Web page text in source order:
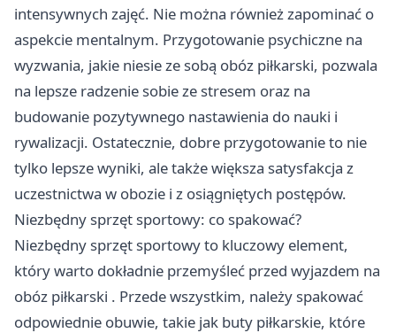
intensywnych zajęć. Nie można również zapominać o
aspekcie mentalnym. Przygotowanie psychiczne na
wyzwania, jakie niesie ze sobą obóz piłkarski, pozwala
na lepsze radzenie sobie ze stresem oraz na
budowanie pozytywnego nastawienia do nauki i
rywalizacji. Ostatecznie, dobre przygotowanie to nie
tylko lepsze wyniki, ale także większa satysfakcja z
uczestnictwa w obozie i z osiągniętych postępów.
Niezbędny sprzęt sportowy: co spakować?
Niezbędny sprzęt sportowy to kluczowy element,
który warto dokładnie przemyśleć przed wyjazdem na
obóz piłkarski . Przede wszystkim, należy spakować
odpowiednie obuwie, takie jak buty piłkarskie, które